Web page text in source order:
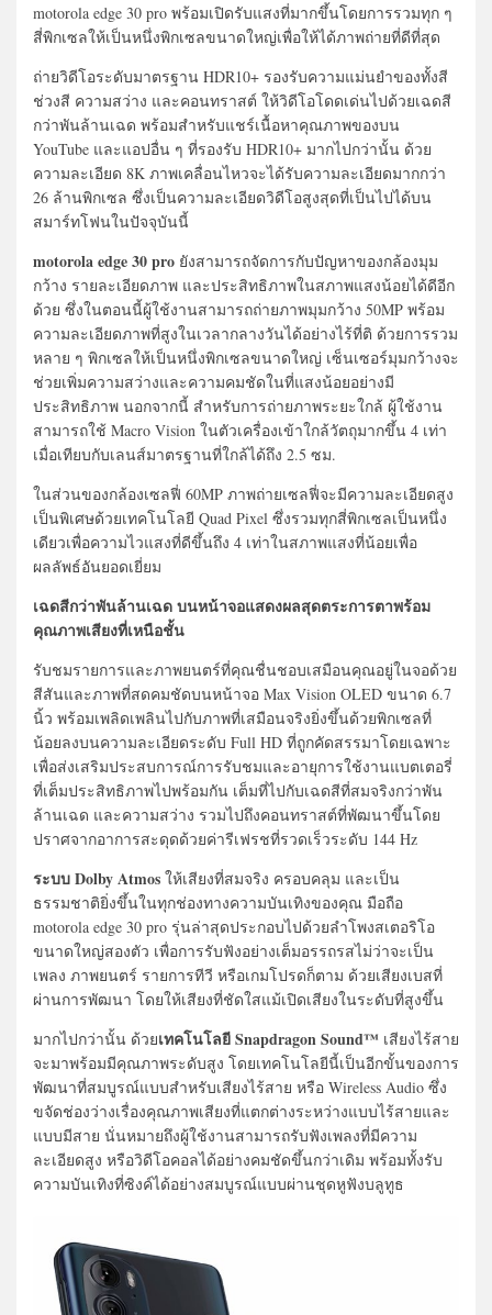
motorola edge 30 pro พร้อมเปิดรับแสงที่มากขึ้นโดยการรวมทุก ๆ
สี่พิกเซลให้เป็นหนึ่งพิกเซลขนาดใหญ่เพื่อให้ได้ภาพถ่ายที่ดีที่สุด
ถ่ายวิดีโอระดับมาตรฐาน HDR10+ รองรับความแม่นยำของทั้งสี
ช่วงสี ความสว่าง และคอนทราสต์ ให้วิดีโอโดดเด่นไปด้วยเฉดสี
กว่าพันล้านเฉด พร้อมสำหรับแชร์เนื้อหาคุณภาพของบน
YouTube และแอปอื่น ๆ ที่รองรับ HDR10+ มากไปกว่านั้น ด้วย
ความละเอียด 8K ภาพเคลื่อนไหวจะได้รับความละเอียดมากกว่า
26 ล้านพิกเซล ซึ่งเป็นความละเอียดวิดีโอสูงสุดที่เป็นไปได้บน
สมาร์ทโฟนในปัจจุบันนี้
motorola edge 30 pro ยังสามารถจัดการกับปัญหาของกล้องมุม
กว้าง รายละเอียดภาพ และประสิทธิภาพในสภาพแสงน้อยได้ดีอีก
ด้วย ซึ่งในตอนนี้ผู้ใช้งานสามารถถ่ายภาพมุมกว้าง 50MP พร้อม
ความละเอียดภาพที่สูงในเวลากลางวันได้อย่างไร้ที่ติ ด้วยการรวม
หลาย ๆ พิกเซลให้เป็นหนึ่งพิกเซลขนาดใหญ่ เซ็นเซอร์มุมกว้างจะ
ช่วยเพิ่มความสว่างและความคมชัดในที่แสงน้อยอย่างมี
ประสิทธิภาพ นอกจากนี้ สำหรับการถ่ายภาพระยะใกล้ ผู้ใช้งาน
สามารถใช้ Macro Vision ในตัวเครื่องเข้าใกล้วัตถุมากขึ้น 4 เท่า
เมื่อเทียบกับเลนส์มาตรฐานที่ใกล้ได้ถึง 2.5 ซม.
ในส่วนของกล้องเซลฟี่ 60MP ภาพถ่ายเซลฟี่จะมีความละเอียดสูง
เป็นพิเศษด้วยเทคโนโลยี Quad Pixel ซึ่งรวมทุกสี่พิกเซลเป็นหนึ่ง
เดียวเพื่อความไวแสงที่ดีขึ้นถึง 4 เท่าในสภาพแสงที่น้อยเพื่อ
ผลลัพธ์อันยอดเยี่ยม
เฉดสีกว่าพันล้านเฉด บนหน้าจอแสดงผลสุดตระการตาพร้อม
คุณภาพเสียงที่เหนือชั้น
รับชมรายการและภาพยนตร์ที่คุณชื่นชอบเสมือนคุณอยู่ในจอด้วย
สีสันและภาพที่สดคมชัดบนหน้าจอ Max Vision OLED ขนาด 6.7
นิ้ว พร้อมเพลิดเพลินไปกับภาพที่เสมือนจริงยิ่งขึ้นด้วยพิกเซลที่
น้อยลงบนความละเอียดระดับ Full HD ที่ถูกคัดสรรมาโดยเฉพาะ
เพื่อส่งเสริมประสบการณ์การรับชมและอายุการใช้งานแบตเตอรี่
ที่เต็มประสิทธิภาพไปพร้อมกัน เต็มที่ไปกับเฉดสีที่สมจริงกว่าพัน
ล้านเฉด และความสว่าง รวมไปถึงคอนทราสต์ที่พัฒนาขึ้นโดย
ปราศจากอาการสะดุดด้วยค่ารีเฟรชที่รวดเร็วระดับ 144 Hz
ระบบ Dolby Atmos ให้เสียงที่สมจริง ครอบคลุม และเป็น
ธรรมชาติยิ่งขึ้นในทุกช่องทางความบันเทิงของคุณ มือถือ
motorola edge 30 pro รุ่นล่าสุดประกอบไปด้วยลำโพงสเตอริโอ
ขนาดใหญ่สองตัว เพื่อการรับฟังอย่างเต็มอรรถรสไม่ว่าจะเป็น
เพลง ภาพยนตร์ รายการทีวี หรือเกมโปรดก็ตาม ด้วยเสียงเบสที่
ผ่านการพัฒนา โดยให้เสียงที่ชัดใสแม้เปิดเสียงในระดับที่สูงขึ้น
มากไปกว่านั้น ด้วยเทคโนโลยี Snapdragon Sound™ เสียงไร้สาย
จะมาพร้อมมีคุณภาพระดับสูง โดยเทคโนโลยีนี้เป็นอีกขั้นของการ
พัฒนาที่สมบูรณ์แบบสำหรับเสียงไร้สาย หรือ Wireless Audio ซึ่ง
ขจัดช่องว่างเรื่องคุณภาพเสียงที่แตกต่างระหว่างแบบไร้สายและ
แบบมีสาย นั่นหมายถึงผู้ใช้งานสามารถรับฟังเพลงที่มีความ
ละเอียดสูง หรือวิดีโอคอลได้อย่างคมชัดขึ้นกว่าเดิม พร้อมทั้งรับ
ความบันเทิงที่ซิงค์ได้อย่างสมบูรณ์แบบผ่านชุดหูฟังบลูทูธ